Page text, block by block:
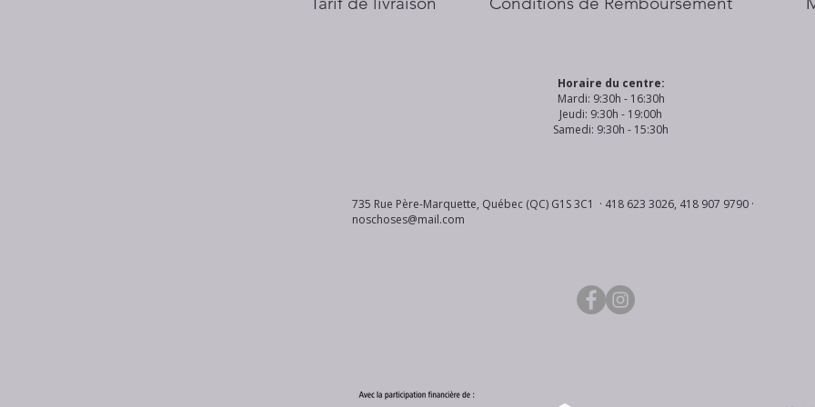
Horaire du centre:
Mardi: 9:30h - 16:30h
Jeudi: 9:30h - 19:00h
Samedi: 9:30h - 15:30h
735 Rue Père-Marquette, Québec (QC) G1S 3C1 · 418 623 3026, 418 907 9790 ·
noschoses@mail.com